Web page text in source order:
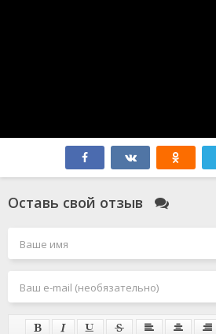
Оставь свой отзыв